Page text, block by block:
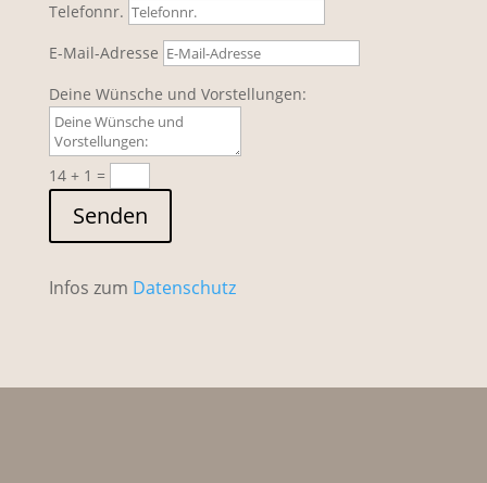
Telefonnr.
E-Mail-Adresse
Deine Wünsche und Vorstellungen:
14 + 1 =
Senden
Infos zum Datenschutz